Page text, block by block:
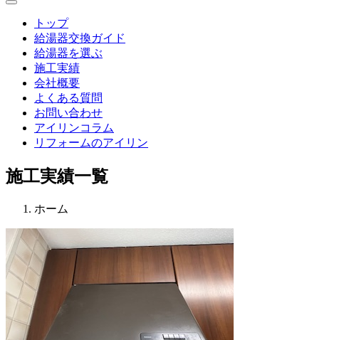
Menu
トップ
給湯器交換ガイド
給湯器を選ぶ
施工実績
会社概要
よくある質問
お問い合わせ
アイリンコラム
リフォームのアイリン
施工実績一覧
ホーム